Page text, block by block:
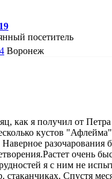
посетитель
Воронеж
как я получил от Петра
кустов
Наверное разочарования
очень
я с ним не
стаканчиках. Спустя